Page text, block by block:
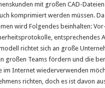
mit großen CAD-
komprimiert werden müssen.
wird Folgendes beinhalten:
entsprechendes
richtet sich an große
großen Teams fördern und die
Internet wiederverwenden
richten, doch es ist davon